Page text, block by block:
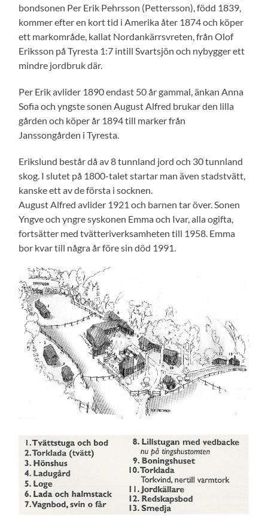
bondsonen Per Erik Pehrsson (Pettersson), född 1839,
kommer efter en kort tid i Amerika åter 1874 och köper
ett markområde, kallat Nordankärrsvreten, från Olof
Eriksson på Tyresta 1:7 intill Svartsjön och nybygger ett
mindre jordbruk där.
Per Erik avlider 1890 endast 50 år gammal, änkan Anna
Sofia och yngste sonen August Alfred brukar den lilla
gården och köper år 1894 till marker från
Janssongården i Tyresta.
Erikslund består då av 8 tunnland jord och 30 tunnland
skog. I slutet på 1800-talet startar man även stadstvätt,
kanske ett av de första i socknen.
August Alfred avlider 1921 och barnen tar över. Sonen
Yngve och yngre syskonen Emma och Ivar, alla ogifta,
fortsätter med tvätteriverksamheten till 1958. Emma
bor kvar till några år före sin död 1991.